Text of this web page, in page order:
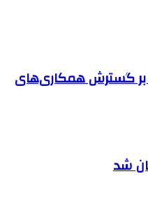
بر گسترش همکاری‌های
شد